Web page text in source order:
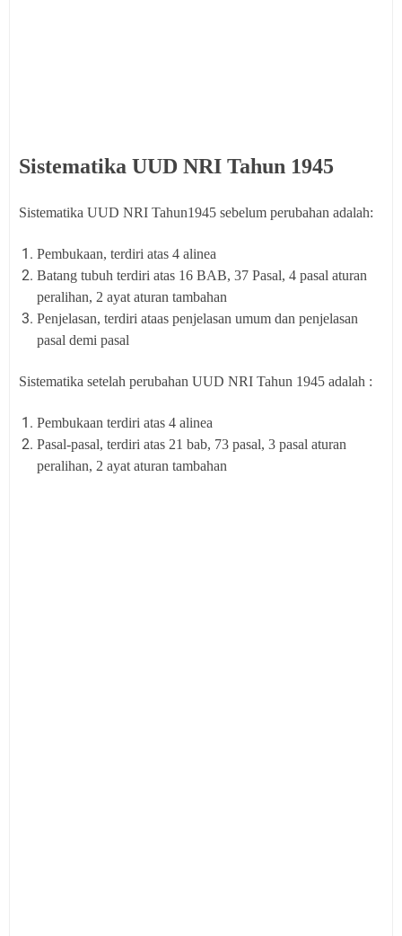
Sistematika UUD NRI Tahun 1945
Sistematika UUD NRI Tahun1945 sebelum perubahan adalah:
Pembukaan, terdiri atas 4 alinea
Batang tubuh terdiri atas 16 BAB, 37 Pasal, 4 pasal aturan
peralihan, 2 ayat aturan tambahan
Penjelasan, terdiri ataas penjelasan umum dan penjelasan
pasal demi pasal
Sistematika setelah perubahan UUD NRI Tahun 1945 adalah :
Pembukaan terdiri atas 4 alinea
Pasal-pasal, terdiri atas 21 bab, 73 pasal, 3 pasal aturan
peralihan, 2 ayat aturan tambahan